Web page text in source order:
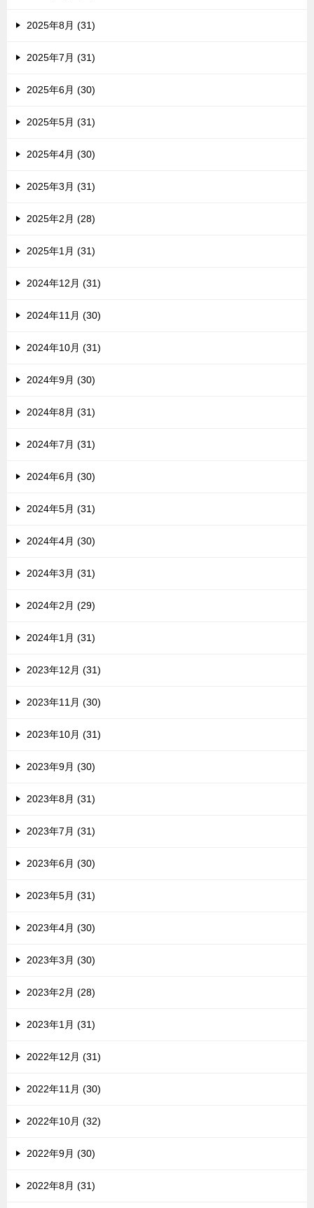
2025年8月 (31)
2025年7月 (31)
2025年6月 (30)
2025年5月 (31)
2025年4月 (30)
2025年3月 (31)
2025年2月 (28)
2025年1月 (31)
2024年12月 (31)
2024年11月 (30)
2024年10月 (31)
2024年9月 (30)
2024年8月 (31)
2024年7月 (31)
2024年6月 (30)
2024年5月 (31)
2024年4月 (30)
2024年3月 (31)
2024年2月 (29)
2024年1月 (31)
2023年12月 (31)
2023年11月 (30)
2023年10月 (31)
2023年9月 (30)
2023年8月 (31)
2023年7月 (31)
2023年6月 (30)
2023年5月 (31)
2023年4月 (30)
2023年3月 (30)
2023年2月 (28)
2023年1月 (31)
2022年12月 (31)
2022年11月 (30)
2022年10月 (32)
2022年9月 (30)
2022年8月 (31)